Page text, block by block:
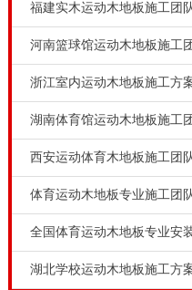
动木地板弹性垫片为实
重要作用。
只是小小的辅料，但是
质量，橡胶材质弹性垫片
福建实木运动木地板施工团
河南篮球馆运动木地板施工
浙江室内运动木地板施工方
湖南体育馆运动木地板施工
西安运动体育木地板施工团
体育运动木地板专业施工团
全国体育运动木地板专业安
湖北学校运动木地板施工方